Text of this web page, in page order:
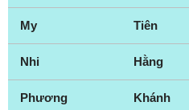
My Tiên
Nhi Hằng
Phương Khánh